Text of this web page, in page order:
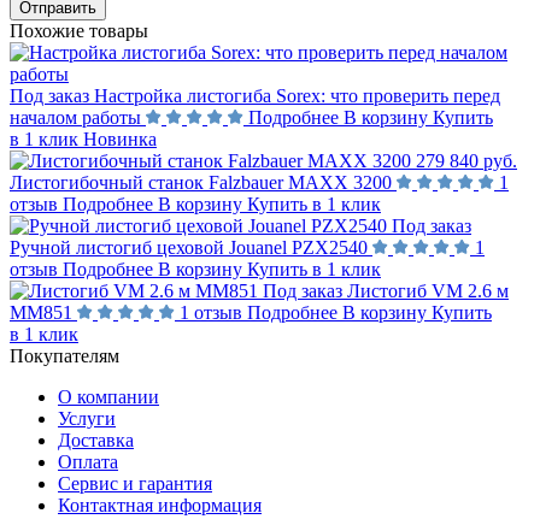
Отправить
Похожие товары
Под заказ Настройка листогиба Sorex: что проверить перед
началом работы
Подробнее В корзину Купить
в 1 клик Новинка
279 840 руб.
Листогибочный станок Falzbauer MAXX 3200
1
отзыв Подробнее В корзину Купить в 1 клик
Под заказ
Ручной листогиб цеховой Jouanel PZX2540
1
отзыв Подробнее В корзину Купить в 1 клик
Под заказ Листогиб VM 2.6 м
MM851
1 отзыв Подробнее В корзину Купить
в 1 клик
Покупателям
О компании
Услуги
Доставка
Оплата
Сервис и гарантия
Контактная информация